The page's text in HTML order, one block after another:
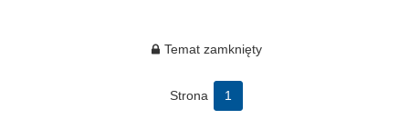
Temat zamknięty
Strona 1